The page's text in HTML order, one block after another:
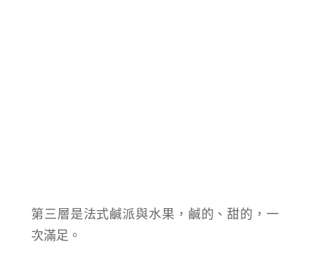
第三層是法式鹹派與水果，鹹的、甜的，一
次滿足。